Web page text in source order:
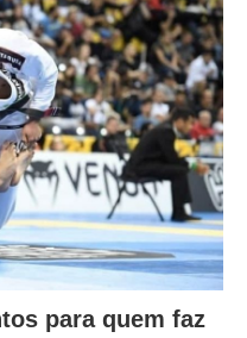
para quem faz